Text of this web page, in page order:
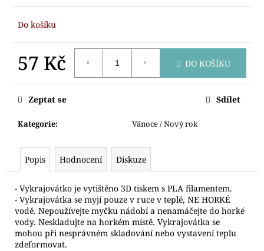
Do košíku
57 Kč DO KOŠÍKU
Kategorie: Vánoce / Nový rok
Zeptat se Sdílet
Popis Hodnocení Diskuze
- Vykrajovátko je vytištěno 3D tiskem s PLA filamentem.
- Vykrajovátka se myjí pouze v ruce v teplé, NE HORKÉ
vodě. Nepoužívejte myčku nádobí a nenamáčejte do horké
vody. Neskladujte na horkém místě. Vykrajovátka se
mohou při nesprávném skladování nebo vystavení teplu
zdeformovat.
e
m
VYKRAJOVÁTKO
89